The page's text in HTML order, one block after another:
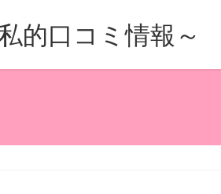
的口コミ情報～